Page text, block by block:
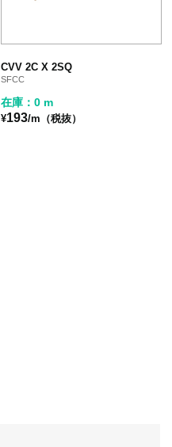
CVV 2C X 2SQ
SFCC
在庫：0 m
¥193/m（税抜）